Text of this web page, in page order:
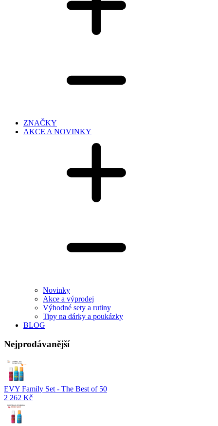
ZNAČKY
AKCE A NOVINKY
Novinky
Akce a výprodej
Výhodné sety a rutiny
Tipy na dárky a poukázky
BLOG
Nejprodávanější
EVY Family Set - The Best of 50
2 262 Kč